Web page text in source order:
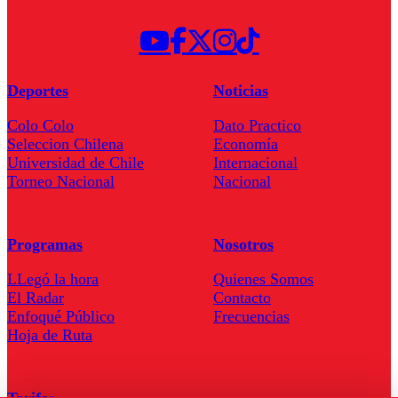
Deportes
Colo Colo
Seleccion Chilena
Universidad de Chile
Torneo Nacional
Noticias
Dato Practico
Economía
Internacional
Nacional
Programas
LLegó la hora
El Radar
Enfoqué Público
Hoja de Ruta
Nosotros
Quienes Somos
Contacto
Frecuencias